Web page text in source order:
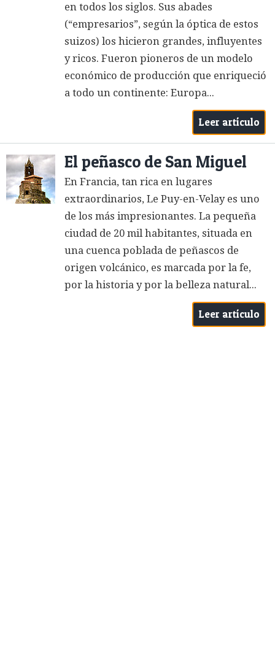
en todos los siglos. Sus abades
(“empresarios”, según la óptica de estos
suizos) los hicieron grandes, influyentes
y ricos. Fueron pioneros de un modelo
económico de producción que enriqueció
a todo un continente: Europa...
Leer artículo
El peñasco de San Miguel
En Francia, tan rica en lugares
extraordinarios, Le Puy-en-Velay es uno
de los más impresionantes. La pequeña
ciudad de 20 mil habitantes, situada en
una cuenca poblada de peñascos de
origen volcánico, es marcada por la fe,
por la historia y por la belleza natural...
Leer artículo